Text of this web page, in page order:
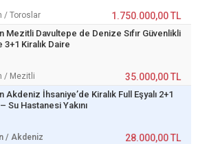
/ Toroslar 1.750.000,00 TL
Mezitli Davultepe de Denize Sıfır Güvenlikli
3+1 Kiralık Daire
/ Mezitli 35.000,00 TL
Akdeniz İhsaniye’de Kiralık Full Eşyalı 2+1
Su Hastanesi Yakını
/ Akdeniz 28.000,00 TL